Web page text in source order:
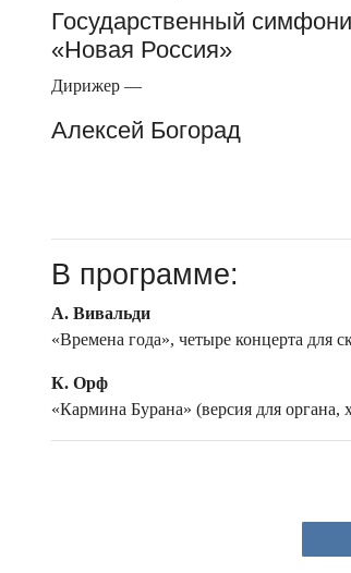
Государственный
«Новая Россия»
Дирижер —
Алексей Богорад
В программе:
А. Вивальди
«Времена года», четыре концерта для
К. Орф
«Кармина Бурана» (версия для органа,